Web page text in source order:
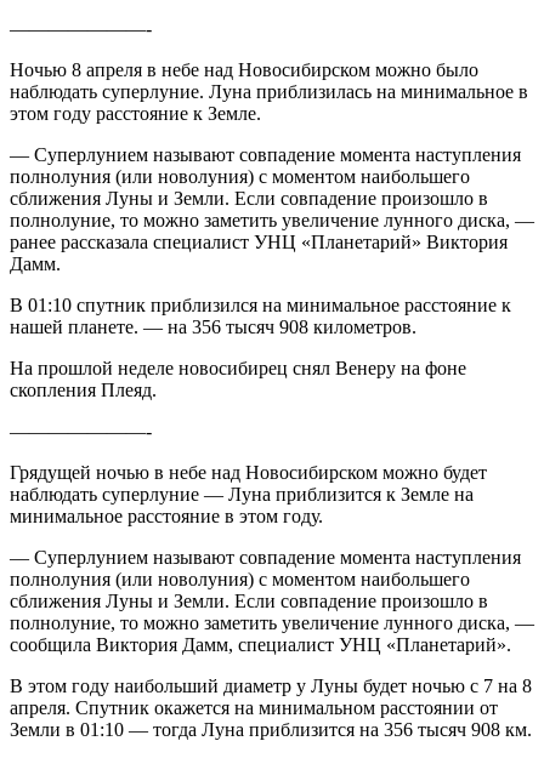
———————-
Ночью 8 апреля в небе над Новосибирском можно было
наблюдать суперлуние. Луна приблизилась на минимальное в
этом году расстояние к Земле.
— Суперлунием называют совпадение момента наступления
полнолуния (или новолуния) с моментом наибольшего
сближения Луны и Земли. Если совпадение произошло в
полнолуние, то можно заметить увеличение лунного диска, —
ранее рассказала специалист УНЦ «Планетарий» Виктория
Дамм.
В 01:10 спутник приблизился на минимальное расстояние к
нашей планете. — на 356 тысяч 908 километров.
На прошлой неделе новосибирец снял Венеру на фоне
скопления Плеяд.
———————-
Грядущей ночью в небе над Новосибирском можно будет
наблюдать суперлуние — Луна приблизится к Земле на
минимальное расстояние в этом году.
— Суперлунием называют совпадение момента наступления
полнолуния (или новолуния) с моментом наибольшего
сближения Луны и Земли. Если совпадение произошло в
полнолуние, то можно заметить увеличение лунного диска, —
сообщила Виктория Дамм, специалист УНЦ «Планетарий».
В этом году наибольший диаметр у Луны будет ночью с 7 на 8
апреля. Спутник окажется на минимальном расстоянии от
Земли в 01:10 — тогда Луна приблизится на 356 тысяч 908 км.